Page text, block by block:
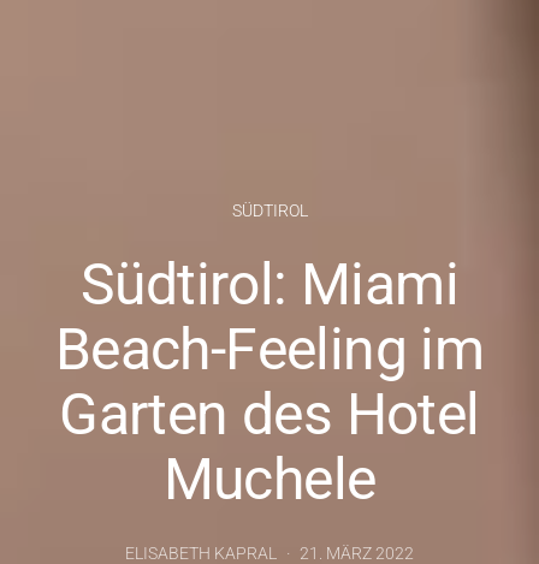
SÜDTIROL
Südtirol: Miami
Beach-Feeling im
Garten des Hotel
Muchele
ELISABETH KAPRAL 21. MÄRZ 2022